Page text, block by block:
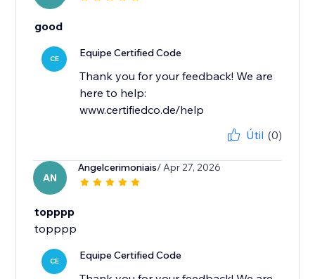
good
CE Equipe Certified Code
Thank you for your feedback! We are
here to help:
www.certifiedco.de/help
Útil (0)
AN
Angelcerimoniais/ Apr 27, 2026
topppp
CE Equipe Certified Code